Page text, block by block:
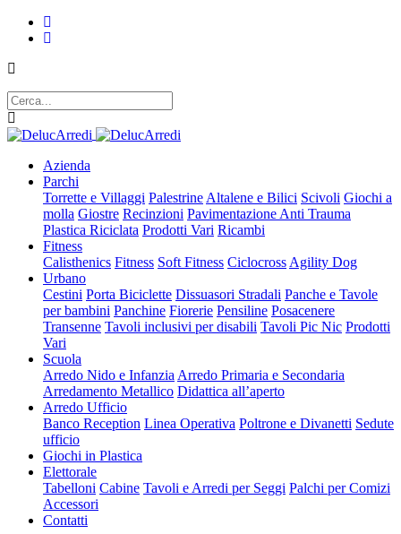
Azienda
Parchi
Torrette e Villaggi Palestrine Altalene e Bilici Scivoli Giochi a
molla Giostre Recinzioni Pavimentazione Anti Trauma
Plastica Riciclata Prodotti Vari Ricambi
Fitness
Calisthenics Fitness Soft Fitness Ciclocross Agility Dog
Urbano
Cestini Porta Biciclette Dissuasori Stradali Panche e Tavole
per bambini Panchine Fiorerie Pensiline Posacenere
Transenne Tavoli inclusivi per disabili Tavoli Pic Nic Prodotti
Vari
Scuola
Arredo Nido e Infanzia Arredo Primaria e Secondaria
Arredamento Metallico Didattica all’aperto
Arredo Ufficio
Banco Reception Linea Operativa Poltrone e Divanetti Sedute
ufficio
Giochi in Plastica
Elettorale
Tabelloni Cabine Tavoli e Arredi per Seggi Palchi per Comizi
Accessori
Contatti